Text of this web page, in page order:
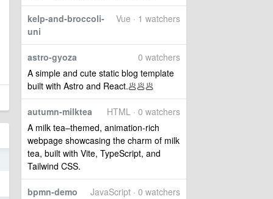
Vue · 1 watchers
kelp-and-broccoli-
uni
0 watchers
astro-gyoza
A simple and cute static blog template
built with Astro and React.🥟🥟🥟
HTML · 0 watchers
autumn-milktea
A milk tea–themed, animation‑rich
webpage showcasing the charm of milk
tea, built with Vite, TypeScript, and
Tailwind CSS.
JavaScript · 0 watchers
bpmn-demo